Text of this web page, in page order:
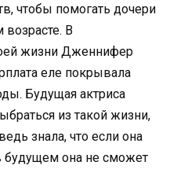
чтобы помогать дочери
возрасте. В
жизни Дженнифер
еле покрывала
Будущая актриса
из такой жизни,
знала, что если она
будущем она не сможет